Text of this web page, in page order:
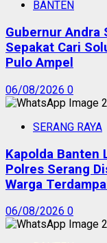
BANTEN
Gubernur Andra
Sepakat Cari
Pulo Ampel
06/08/2026 0
SERANG RAYA
Kapolda Banten
Polres Serang
Warga
06/08/2026 0